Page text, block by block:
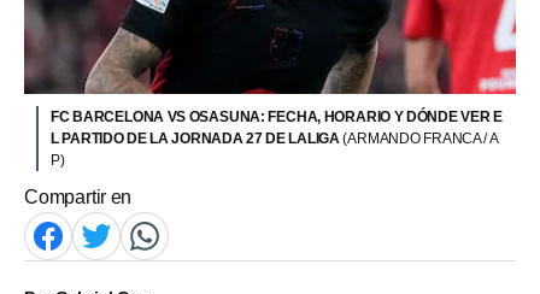
FC BARCELONA VS OSASUNA: FECHA, HORARIO Y DÓNDE VER E
L PARTIDO DE LA JORNADA 27 DE LALIGA(ARMANDO FRANCA / A
P)
Compartir en